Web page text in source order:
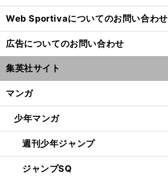
Web Sportivaについてのお問い合わせ
広告についてのお問い合わせ
集英社サイト
マンガ
少年マンガ
週刊少年ジャンプ
ジャンプSQ